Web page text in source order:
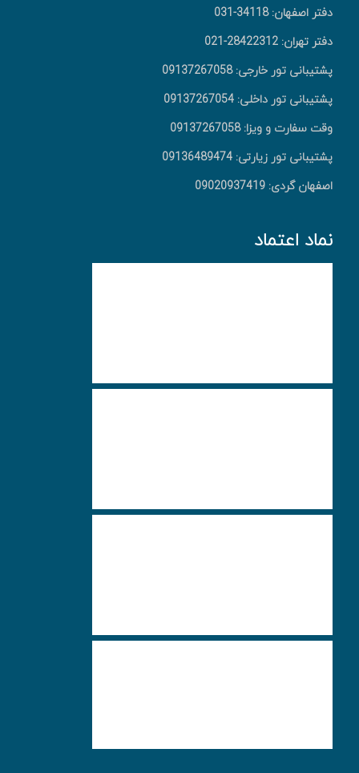
دفتر اصفهان: 34118-031
دفتر تهران: 28422312-021
پشتیبانی تور خارجی: 09137267058
پشتیبانی تور داخلی: 09137267054
وقت سفارت و ویزا: 09137267058
پشتیبانی تور زیارتی: 09136489474
اصفهان گردی: 09020937419
نماد اعتماد